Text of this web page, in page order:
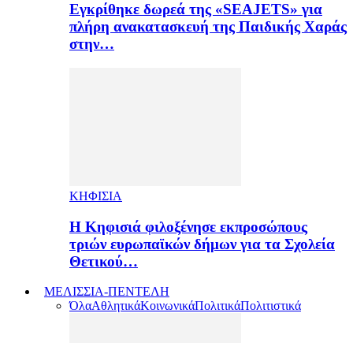
Εγκρίθηκε δωρεά της «SEAJETS» για
πλήρη ανακατασκευή της Παιδικής Χαράς
στην…
ΚΗΦΙΣΙΑ
H Κηφισιά φιλοξένησε εκπροσώπους
τριών ευρωπαϊκών δήμων για τα Σχολεία
Θετικού…
ΜΕΛΙΣΣΙΑ-ΠΕΝΤΕΛΗ
ΌλαΑθλητικάΚοινωνικάΠολιτικάΠολιτιστικά